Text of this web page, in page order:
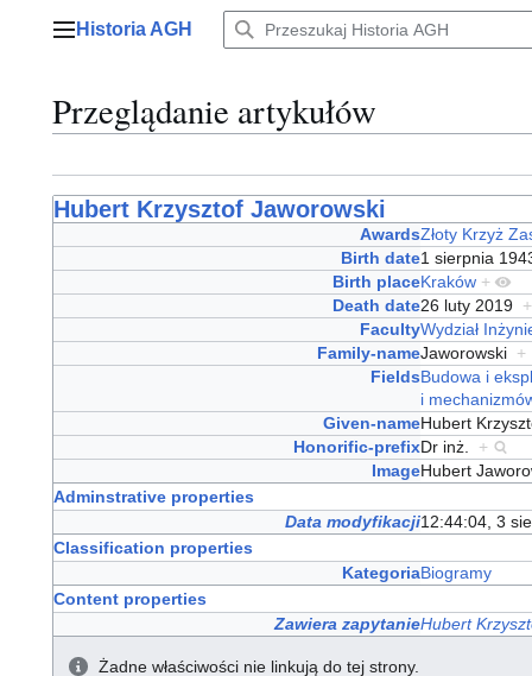
Menu główne
Historia AGH
Przeglądanie artykułów
Hubert Krzysztof Jaworowski
AwardsZłoty Krzyż
Birth date1 sierpnia
Birth placeKraków +
Death date26 luty 2019 +
FacultyWydział
Family-nameJaworowski +
FieldsBudowa i
i
Given-nameHubert
Honorific-prefixDr inż. +
ImageHubert
Adminstrative properties
Data modyfikacji12:44:04, 3
Classification properties
KategoriaBiogramy
Content properties
Zawiera zapytanieHubert
Żadne właściwości nie linkują do tej strony.